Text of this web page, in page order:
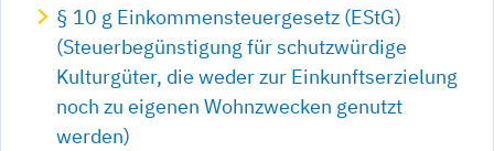
§ 10 g Einkommensteuergesetz (EStG)
(Steuerbegünstigung für schutzwürdige
Kulturgüter, die weder zur Einkunftserzielung
noch zu eigenen Wohnzwecken genutzt
werden)